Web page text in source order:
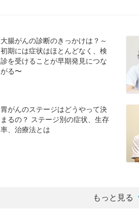
大腸がんの診断のきっかけは？～
初期には症状はほとんどなく、検
診を受けることが早期発見につな
がる〜
胃がんのステージはどうやって決
まるの？ ステージ別の症状、生存
率、治療法とは
もっと見る